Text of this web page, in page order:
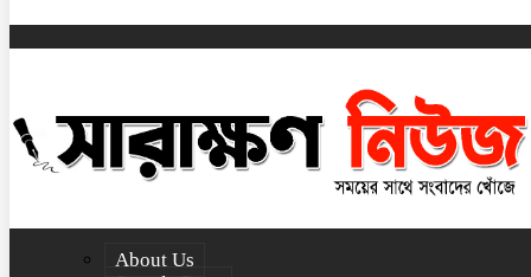
About Us